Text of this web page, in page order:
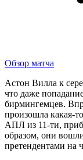
Обзор матча
Астон Вилла к
что даже
бирмингемцев.
произошла какая-
АПЛ из 11-ти,
образом, они
претендентами на